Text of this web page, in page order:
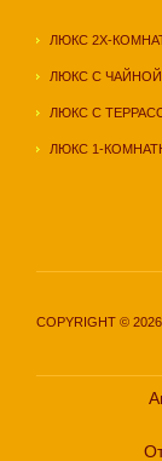
ЛЮКС 2Х-
ЛЮКС С
ЛЮКС С
ЛЮКС 1-
COPYRIGHT ©